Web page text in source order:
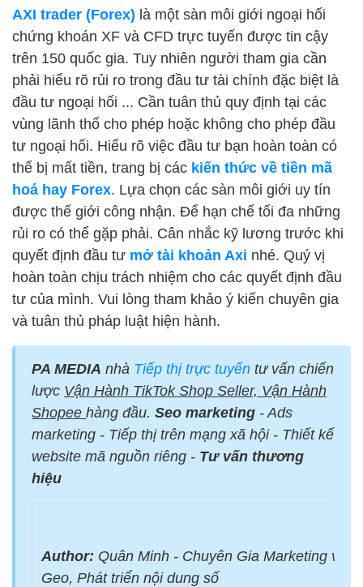
AXI trader (Forex) là một sàn môi giới ngoại hối
chứng khoán XF và CFD trực tuyến được tin cậy
trên 150 quốc gia. Tuy nhiên người tham gia cần
phải hiểu rõ rủi ro trong đầu tư tài chính đặc biệt là
đầu tư ngoại hối ... Cần tuân thủ quy định tại các
vùng lãnh thổ cho phép hoặc không cho phép đầu
tư ngoại hối. Hiểu rõ việc đầu tư bạn hoàn toàn có
thể bị mất tiền, trang bị các kiến thức về tiền mã
hoá hay Forex. Lựa chọn các sàn môi giới uy tín
được thế giới công nhận. Để hạn chế tối đa những
rủi ro có thể gặp phải. Cân nhắc kỹ lương trước khi
quyết định đầu tư mở tài khoản Axi nhé. Quý vị
hoàn toàn chịu trách nhiệm cho các quyết định đầu
tư của mình. Vui lòng tham khảo ý kiến chuyên gia
và tuân thủ pháp luật hiện hành.
PA MEDIA nhà Tiếp thị trực tuyến tư vấn chiến
lược Vận Hành TikTok Shop Seller, Vận Hành
Shopee hàng đầu. Seo marketing - Ads
marketing - Tiếp thị trên mạng xã hội - Thiết kế
website mã nguồn riêng - Tư vấn thương
hiệu
Author: Quân Minh - Chuyên Gia Marketing với
Geo, Phát triển nội dung số